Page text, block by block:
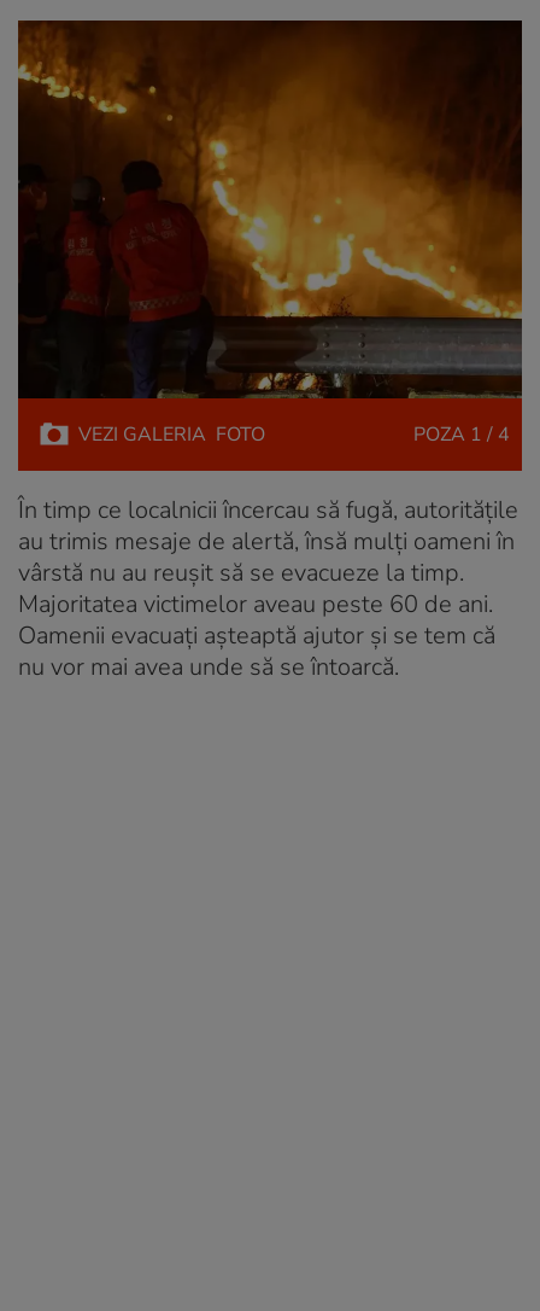
VEZI GALERIA FOTO POZA 1 / 4
În timp ce localnicii încercau să fugă, autoritățile
au trimis mesaje de alertă, însă mulți oameni în
vârstă nu au reușit să se evacueze la timp.
Majoritatea victimelor aveau peste 60 de ani.
Oamenii evacuați așteaptă ajutor și se tem că
nu vor mai avea unde să se întoarcă.